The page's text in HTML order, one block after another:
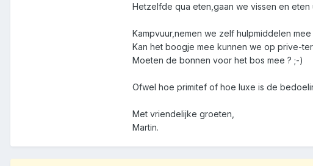
Hetzelfde qua eten,gaan we vissen en
Kampvuur,nemen we zelf hulpmiddelen
Kan het boogje mee kunnen we op prive-
Moeten de bonnen voor het bos mee ? ;-)
Ofwel hoe primitef of hoe luxe is de
Met vriendelijke groeten,
Martin.